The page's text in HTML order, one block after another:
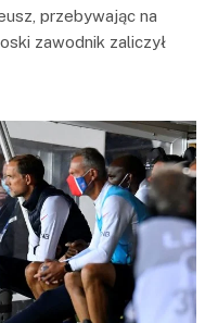
przebywając na
zawodnik zaliczył